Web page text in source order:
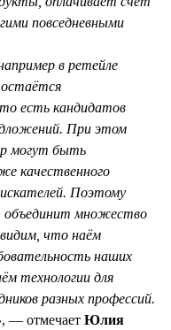
повседневными
в ретейле
остаётся
есть кандидатов
При этом
могут быть
качественного
Поэтому
объединит множество
что наём
наших
технологии для
разных профессий.
, — отмечает Юлия